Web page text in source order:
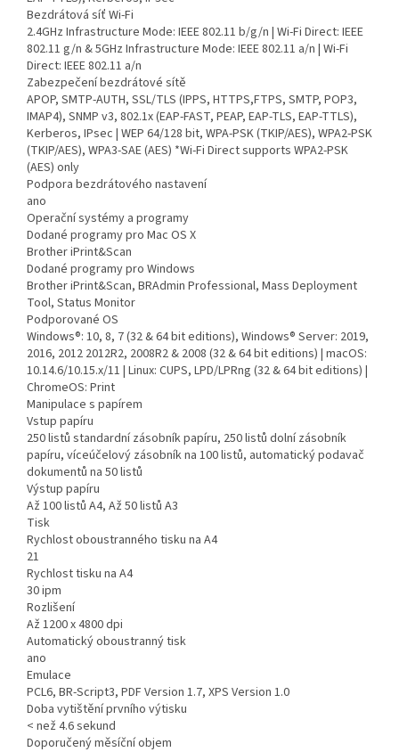
Bezdrátová síť Wi-Fi
2.4GHz Infrastructure Mode: IEEE 802.11 b/g/n | Wi-Fi Direct: IEEE
802.11 g/n & 5GHz Infrastructure Mode: IEEE 802.11 a/n | Wi-Fi
Direct: IEEE 802.11 a/n
Zabezpečení bezdrátové sítě
APOP, SMTP-AUTH, SSL/TLS (IPPS, HTTPS,FTPS, SMTP, POP3,
IMAP4), SNMP v3, 802.1x (EAP-FAST, PEAP, EAP-TLS, EAP-TTLS),
Kerberos, IPsec | WEP 64/128 bit, WPA-PSK (TKIP/AES), WPA2-PSK
(TKIP/AES), WPA3-SAE (AES) *Wi-Fi Direct supports WPA2-PSK
(AES) only
Podpora bezdrátového nastavení
ano
Operační systémy a programy
Dodané programy pro Mac OS X
Brother iPrint&Scan
Dodané programy pro Windows
Brother iPrint&Scan, BRAdmin Professional, Mass Deployment
Tool, Status Monitor
Podporované OS
Windows®: 10, 8, 7 (32 & 64 bit editions), Windows® Server: 2019,
2016, 2012 2012R2, 2008R2 & 2008 (32 & 64 bit editions) | macOS:
10.14.6/10.15.x/11 | Linux: CUPS, LPD/LPRng (32 & 64 bit editions) |
ChromeOS: Print
Manipulace s papírem
Vstup papíru
250 listů standardní zásobník papíru, 250 listů dolní zásobník
papíru, víceúčelový zásobník na 100 listů, automatický podavač
dokumentů na 50 listů
Výstup papíru
Až 100 listů A4, Až 50 listů A3
Tisk
Rychlost oboustranného tisku na A4
21
Rychlost tisku na A4
30 ipm
Rozlišení
Až 1200 x 4800 dpi
Automatický oboustranný tisk
ano
Emulace
PCL6, BR-Script3, PDF Version 1.7, XPS Version 1.0
Doba vytištění prvního výtisku
< než 4.6 sekund
Doporučený měsíční objem